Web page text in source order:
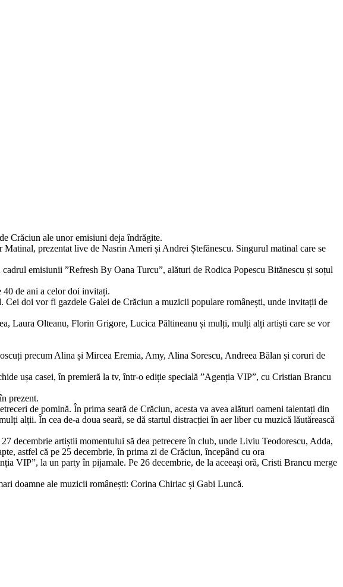
Crăciun ale unor emisiuni deja îndrăgite.
prezentat live de Nasrin Ameri și Andrei Ștefănescu. Singurul matinal care se
emisiunii ”Refresh By Oana Turcu”, alături de Rodica Popescu Bitănescu și soțul
40 de ani a celor doi invitați.
doi vor fi gazdele Galei de Crăciun a muzicii populare românești, unde invitații de
Laura Olteanu, Florin Grigore, Lucica Păltineanu și mulți, mulți alți artiști care se vor
precum Alina și Mircea Eremia, Amy, Alina Sorescu, Andreea Bălan și coruri de
ușa casei, în premieră la tv, într-o ediție specială ”Agenția VIP”, cu Cristian Brancu
prezent.
de pomină. În prima seară de Crăciun, acesta va avea alături oameni talentați din
alții. În cea de-a doua seară, se dă startul distracției în aer liber cu muzică lăutărească
decembrie artiștii momentului să dea petrecere în club, unde Liviu Teodorescu, Adda,
astfel că pe 25 decembrie, în prima zi de Crăciun, începând cu ora
VIP”, la un party în pijamale. Pe 26 decembrie, de la aceeași oră, Cristi Brancu merge
doamne ale muzicii românești: Corina Chiriac și Gabi Luncă.